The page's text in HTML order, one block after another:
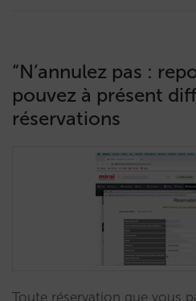
“N’annulez pas :
pouvez à présent
réservations
Toute réservation que vous